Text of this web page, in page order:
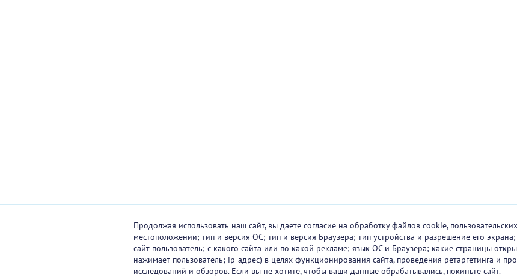
Продолжая использовать наш сайт, вы даете согласие на обработку файлов cookie,
местоположении; тип и версия ОС; тип и версия Браузера; тип устройства и разрешение его
сайт пользователь; с какого сайта или по какой рекламе; язык ОС и Браузера; какие страницы
нажимает пользователь; ip-адрес) в целях функционирования сайта, проведения ретаргетинга и
исследований и обзоров. Если вы не хотите, чтобы ваши данные обрабатывались, покиньте сайт.